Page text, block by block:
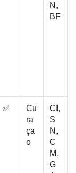
N,
BF
✅
Cu
ra
ça
o
CI,
S
N,
C
M,
G